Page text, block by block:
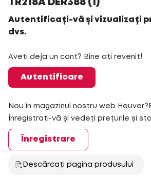
TR218A DER388 (1)
Autentificați-vă și vizualizați
dvs.
Aveți deja un cont? Bine ați revenit!
Autentificare
Nou în magazinul nostru web
Înregistrați-vă și vedeți prețurile și
Înregistrare
Descărcați pagina produsului